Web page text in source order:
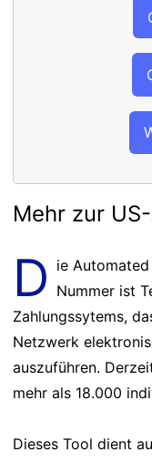
Mehr zur
D ie
Nummer ist
Zahlungssytems,
Netzwerk
auszuführen.
mehr als 18.000
Dieses Tool dient